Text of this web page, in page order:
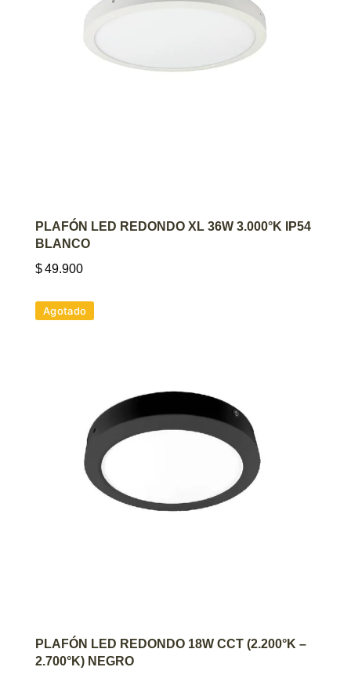
AGREGAR AL CARRITO
PLAFÓN LED REDONDO XL 36W 3.000°K IP54
BLANCO
$49.900
Agotado
AGREGAR AL CARRITO
PLAFÓN LED REDONDO 18W CCT (2.200°K –
2.700°K) NEGRO